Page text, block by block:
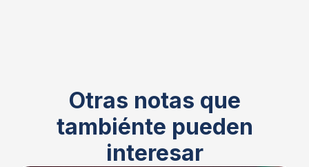
Otras notas que
tambiénte pueden
interesar